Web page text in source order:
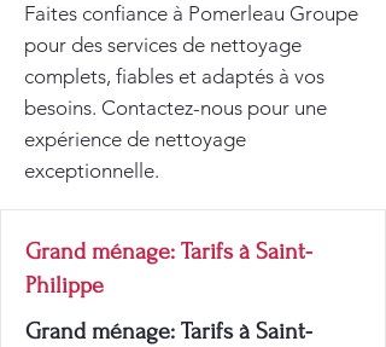
Faites confiance à Pomerleau Groupe
pour des services de nettoyage
complets, fiables et adaptés à vos
besoins. Contactez-nous pour une
expérience de nettoyage
exceptionnelle.
Grand ménage: Tarifs à Saint-
Philippe
Grand ménage: Tarifs à Saint-